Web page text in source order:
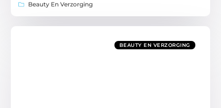
Beauty En Verzorging
BEAUTY EN VERZORGING